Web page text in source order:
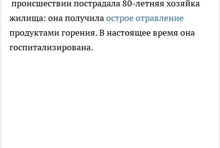
происшествии пострадала 80-летняя хозяйка
жилища: она получилаострое отравление
продуктами горения. В настоящее время она
госпитализирована.